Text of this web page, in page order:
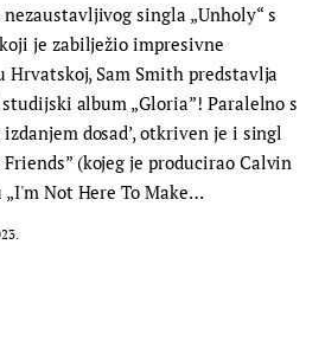
singla „Unholy“ s
je zabilježio impresivne
Sam Smith predstavlja
album „Gloria”! Paralelno s
dosad’, otkriven je i singl
(kojeg je producirao Calvin
„I'm Not Here To Make…